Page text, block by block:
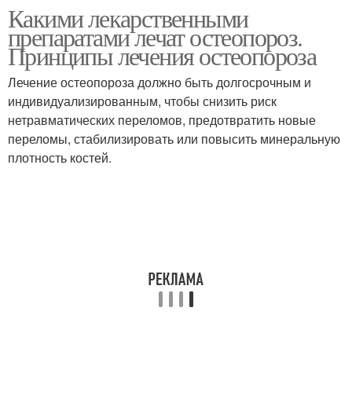
Какими лекарственными
препаратами лечат остеопороз.
Принципы лечения остеопороза
Лечение остеопороза должно быть долгосрочным и
индивидуализированным, чтобы снизить риск
нетравматических переломов, предотвратить новые
переломы, стабилизировать или повысить минеральную
плотность костей.